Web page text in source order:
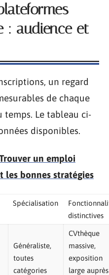
: audience et
un regard
de chaque
temps. Le tableau ci-
disponibles.
un emploi
bonnes stratégies
Spécialisation
distinctives
Généraliste,
toutes
catégories
CVthèque
massive,
exposition
large auprès